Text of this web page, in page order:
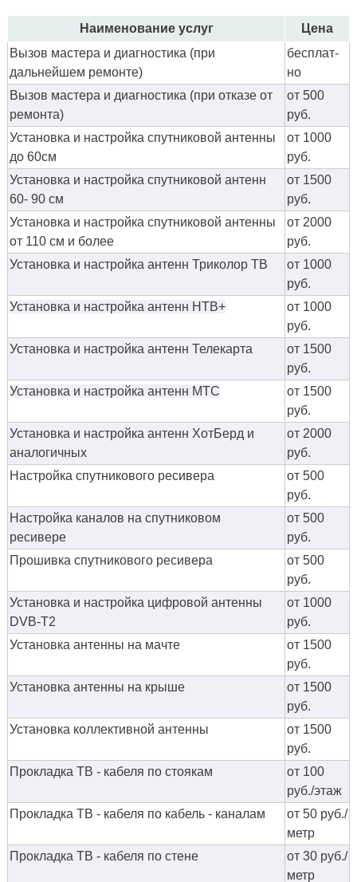
Наименование услуг
Цена
Вызов мастера и диагностика (при
дальнейшем ремонте)
бес­плат­
но
Вызов мастера и диагностика (при отказе от
ремонта)
от 500
руб.
Установка и настройка спутниковой антенны
до 60см
от 1000
руб.
Установка и настройка спутниковой антенн
60- 90 см
от 1500
руб.
Установка и настройка спутниковой антенны
от 110 см и более
от 2000
руб.
Установка и настройка антенн Триколор ТВ
от 1000
руб.
Установка и настройка антенн НТВ+
от 1000
руб.
Установка и настройка антенн Телекарта
от 1500
руб.
Установка и настройка антенн МТС
от 1500
руб.
Установка и настройка антенн ХотБерд и
аналогичных
от 2000
руб.
Настройка спутникового ресивера
от 500
руб.
Настройка каналов на спутниковом
ресивере
от 500
руб.
Прошивка спутникового ресивера
от 500
руб.
Установка и настройка цифровой антенны
DVB-T2
от 1000
руб.
Установка антенны на мачте
от 1500
руб.
Установка антенны на крыше
от 1500
руб.
Установка коллективной антенны
от 1500
руб.
Прокладка ТВ - кабеля по стоякам
от 100
руб./этаж
Прокладка ТВ - кабеля по кабель - каналам
от 50 руб./
метр
Прокладка ТВ - кабеля по стене
от 30 руб./
метр